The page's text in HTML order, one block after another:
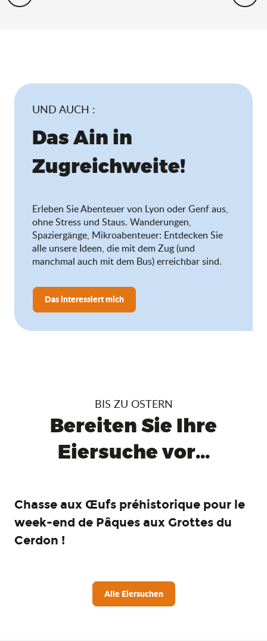
UND AUCH :
Das Ain in
Zugreichweite!
Erleben Sie Abenteuer von Lyon oder Genf aus,
ohne Stress und Staus. Wanderungen,
Spaziergänge, Mikroabenteuer: Entdecken Sie
alle unsere Ideen, die mit dem Zug (und
manchmal auch mit dem Bus) erreichbar sind.
Das interessiert mich
BIS ZU OSTERN
Bereiten Sie Ihre
Eiersuche vor...
Chasse aux Œufs préhistorique pour le
week-end de Pâques aux Grottes du
Cerdon !
Alle Eiersuchen